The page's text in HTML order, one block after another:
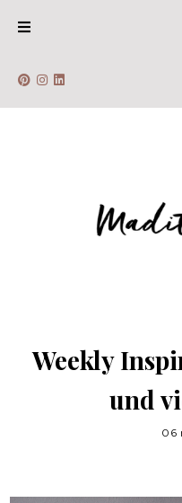
Weekly
und
06